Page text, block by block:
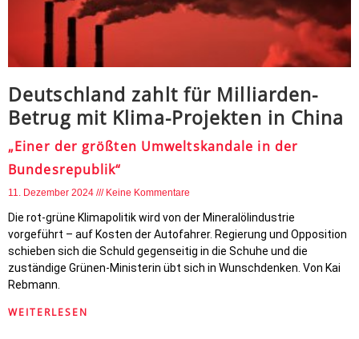
Deutschland zahlt für Milliarden-
Betrug mit Klima-Projekten in China
„Einer der größten Umweltskandale in der
Bundesrepublik“
11. Dezember 2024 Keine Kommentare
Die rot-grüne Klimapolitik wird von der Mineralölindustrie
vorgeführt – auf Kosten der Autofahrer. Regierung und Opposition
schieben sich die Schuld gegenseitig in die Schuhe und die
zuständige Grünen-Ministerin übt sich in Wunschdenken. Von Kai
Rebmann.
WEITERLESEN